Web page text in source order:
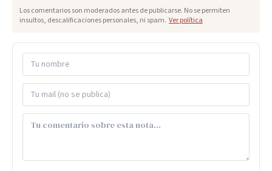
Los comentarios son moderados antes de publicarse. No se permiten
insultos, descalificaciones personales, ni spam. Ver política